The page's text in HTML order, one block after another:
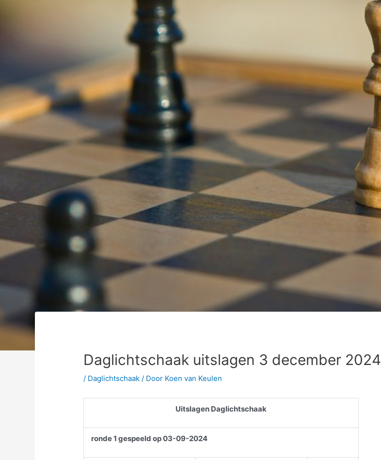
Daglichtschaak uitslagen 3 december 2024
/ Daglichtschaak / Door Koen van Keulen
Uitslagen Daglichtschaak
ronde 1 gespeeld op 03-09-2024